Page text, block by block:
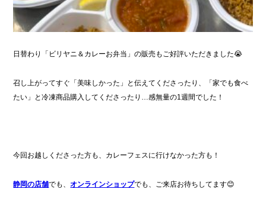
日替わり「ビリヤニ＆カレーお弁当」の販売もご好評いただきました😭
召し上がってすぐ「美味しかった」と伝えてくださったり、「家でも食べ
たい」と冷凍商品購入してくださったり…感無量の1週間でした！
今回お越しくださった方も、カレーフェスに行けなかった方も！
静岡の店舗でも、オンラインショップでも、ご来店お待ちしてます😊